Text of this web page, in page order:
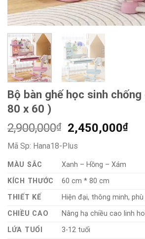
Bộ bàn ghế học sinh
80 x 60 )
2,900,000₫
Giá
gốc
là:
2,900,000₫.
2,450,000₫Giá
Mã Sp: Hana18-Plus
MÀU SẮC
Xanh – Hồng – Xám
KÍCH THƯỚC
60 cm * 80 cm
THIẾT KẾ
Hiện đại, thông minh,
CHIỀU CAO
Nâng hạ chiều cao linh
LỨA TUỔI
3-12 tuổi